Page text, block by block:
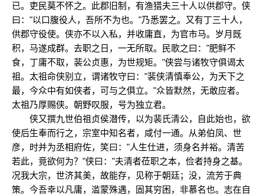
已。吏民莫不怀之。此郡旧制，有渔猎夫三十人以供郡守。侠
曰："以口腹役人，吾所不为也。"乃悉罢之。又有丁三十人，
供郡守役使。侠亦不以入私，并收庸直，为官市马。岁月既
积，马遂成群。去职之日，一无所取。民歌之曰："肥鲜不
食，丁庸不取，裴公贞惠，为世规矩。"侠尝与诸牧守俱谒太
祖。太祖命侠别立，谓诸牧守曰："裴侠清慎奉公，为天下之
最，今众中有如侠者，可与之俱立。"众皆默然，无敢应者。
太祖乃厚赐侠。朝野叹服，号为独立君。
侠又撰九世伯祖贞侯潜传，以为裴氏清公，自此始也，欲
使后生奉而行之，宗室中知名者，咸付一通。从弟伯凤、世
彦，时并为丞相府佐，笑曰："人生仕进，须身名并裕。清苦
若此，竟欲何为？"侠曰："夫清者莅职之本，俭者持身之基。
况我大宗，世济其美，故能存，见称于朝廷；没，流芳于典
策。今吾幸以凡庸，滥蒙殊遇，固其穷困，非慕名也。志在自